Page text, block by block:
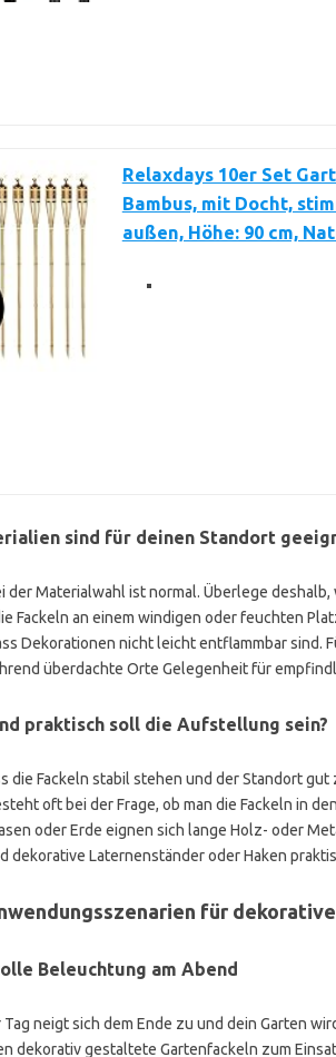
Relaxdays 10er Set
Bambus, mit Docht,
außen, Höhe: 90 cm,
sind für deinen Standort
der Materialwahl ist normal. Überlege
Fackeln an einem windigen oder feuchten
Dekorationen nicht leicht entflammbar sind.
überdachte Orte Gelegenheit für
praktisch soll die Aufstellung sein?
die Fackeln stabil stehen und der Standort
oft bei der Frage, ob man die Fackeln in
oder Erde eignen sich lange Holz- oder
dekorative Laternenständer oder Haken
für
Beleuchtung am Abend
neigt sich dem Ende zu und dein Garten
dekorativ gestaltete Gartenfackeln zum